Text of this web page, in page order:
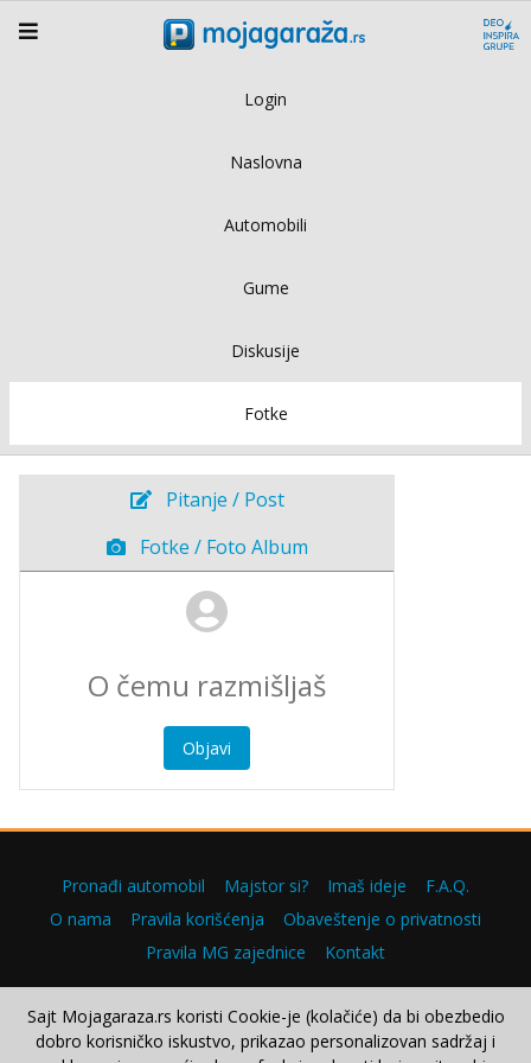
Login
Naslovna
Automobili
Gume
Diskusije
Fotke
Pitanje / Post
Fotke / Foto Album
Objavi
Pronađi automobil Majstor si? Imaš ideje
F.A.Q.
O nama
Pravila korišćenja
Obaveštenje o privatnosti
Pravila MG zajednice
Kontakt
Copyright © 2000–2026.
Sajt Mojagaraza.rs koristi Cookie-je (kolačiće) da bi obezbedio
dobro korisničko iskustvo, prikazao personalizovan sadržaj i